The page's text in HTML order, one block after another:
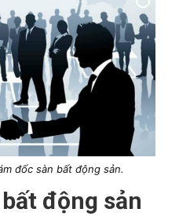
đốc sàn bất động sản.
động sản